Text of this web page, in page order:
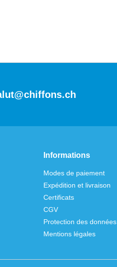
Informations
Modes de paiement
Expédition et livraison
Certificats
CGV
Protection des données
Mentions légales